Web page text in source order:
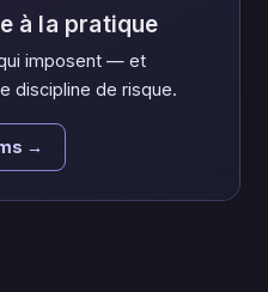
à la pratique
imposent — et
discipline de risque.
→